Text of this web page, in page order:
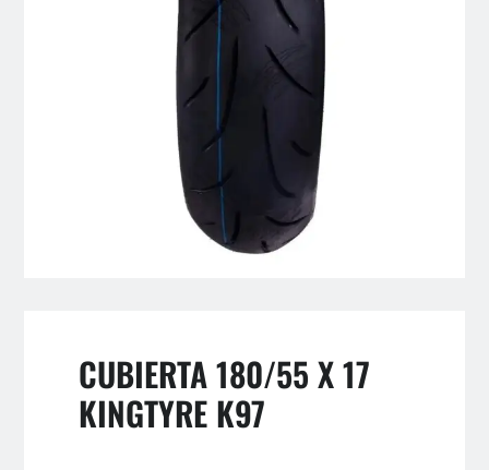
CUBIERTA 180/55 X 17
KINGTYRE K97